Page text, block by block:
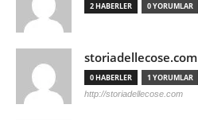
2 HABERLER 0 YORUMLAR
storiadellecose.com
0 HABERLER 1 YORUMLAR
http://storiadellecose.com